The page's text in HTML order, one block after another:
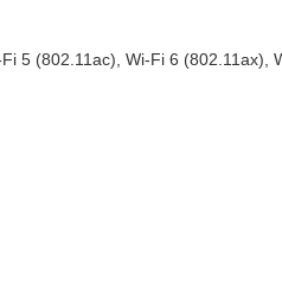
5 (802.11ac), Wi-Fi 6 (802.11ax),